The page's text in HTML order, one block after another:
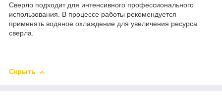
Сверло подходит для интенсивного профессионального
использования. В процессе работы рекомендуется
применять водяное охлаждение для увеличения ресурса
сверла.
Скрыть